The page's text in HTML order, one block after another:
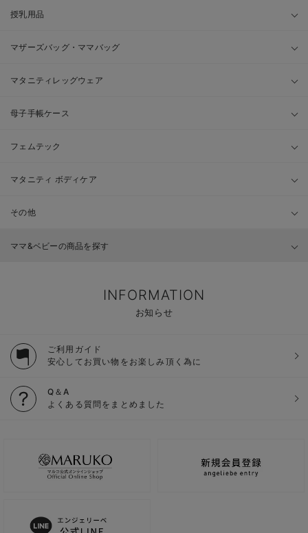
授乳用品
マザーズバッグ・ママバッグ
マタニティレッグウェア
母子手帳ケース
フェムテック
マタニティ ボディケア
その他
ママ&ベビーの商品を探す
INFORMATION
お知らせ
ご利用ガイド
安心してお買い物をお楽しみ頂く為に
Q＆A
よくある質問をまとめました